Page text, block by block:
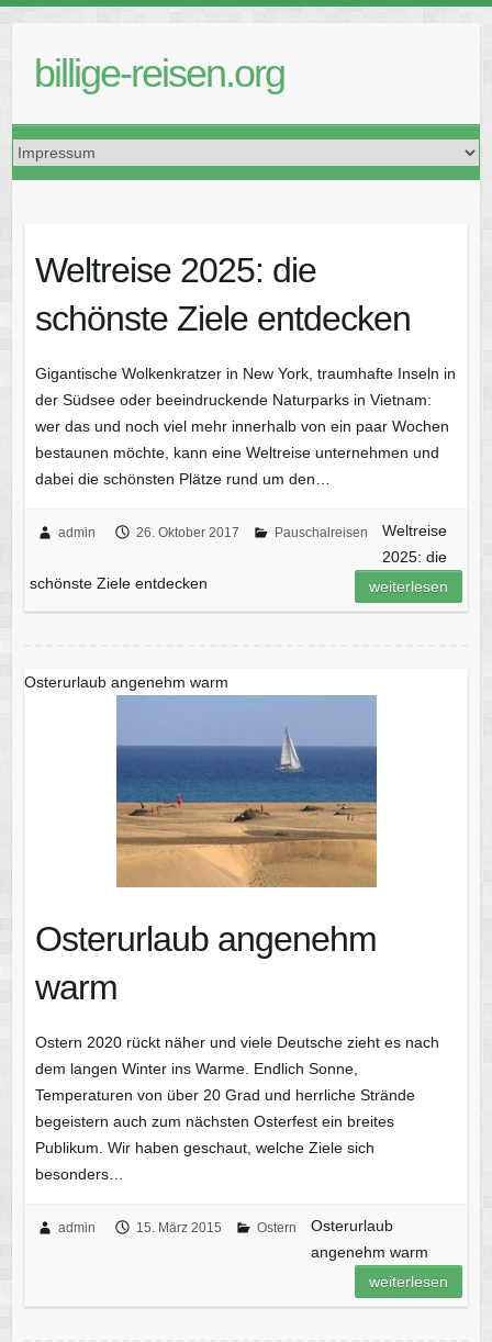
contentbillige-reisen.org
Weltreise 2025: die
schönste Ziele entdecken
Gigantische Wolkenkratzer in New York, traumhafte Inseln in
der Südsee oder beeindruckende Naturparks in Vietnam:
wer das und noch viel mehr innerhalb von ein paar Wochen
bestaunen möchte, kann eine Weltreise unternehmen und
dabei die schönsten Plätze rund um den…
admin 26. Oktober 2017 Pauschalreisen
Weltreise
2025: die
schönste Ziele entdecken
weiterlesen
Osterurlaub angenehm warm
Osterurlaub angenehm
warm
Ostern 2020 rückt näher und viele Deutsche zieht es nach
dem langen Winter ins Warme. Endlich Sonne,
Temperaturen von über 20 Grad und herrliche Strände
begeistern auch zum nächsten Osterfest ein breites
Publikum. Wir haben geschaut, welche Ziele sich
besonders…
admin 15. März 2015 Ostern
Osterurlaub
angenehm warm
weiterlesen